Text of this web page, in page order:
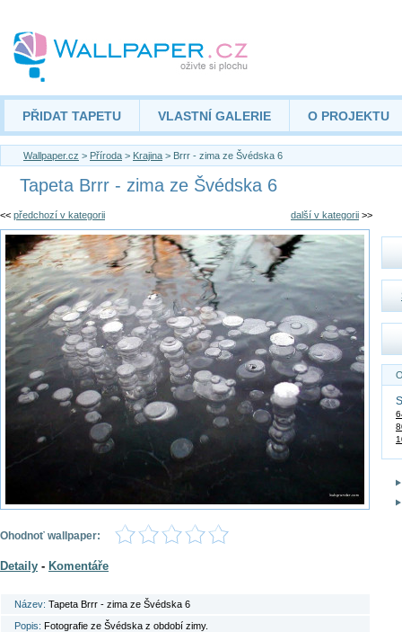
PŘIDAT TAPETU VLASTNÍ GALERIE O PROJEKTU
Wallpaper.cz > Příroda > Krajina > Brrr - zima ze Švédska 6
Tapeta Brrr - zima ze Švédska 6
<< předchozí v kategorii další v kategorii >>
Ohodnoť wallpaper:
Detaily - Komentáře
Název: Tapeta Brrr - zima ze Švédska 6
Popis: Fotografie ze Švédska z období zimy.